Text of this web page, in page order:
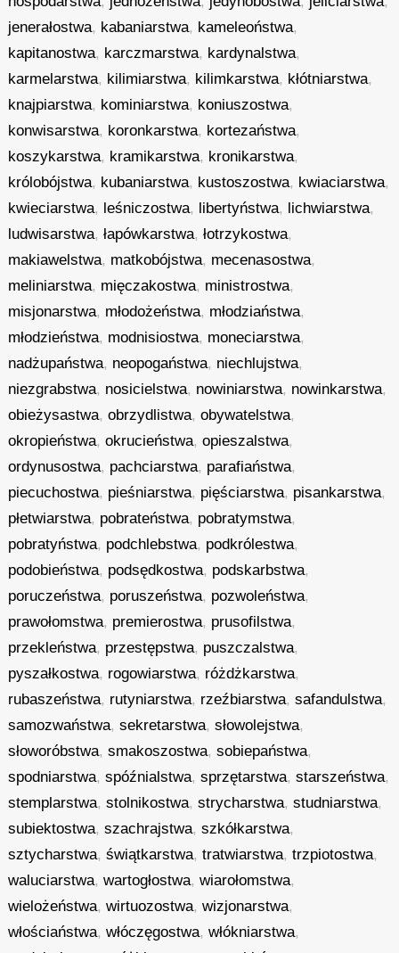
jenerałostwa, kabaniarstwa, kameleoństwa,
kapitanostwa, karczmarstwa, kardynalstwa,
karmelarstwa, kilimiarstwa, kilimkarstwa, kłótniarstwa,
knajpiarstwa, kominiarstwa, koniuszostwa,
konwisarstwa, koronkarstwa, kortezaństwa,
koszykarstwa, kramikarstwa, kronikarstwa,
królobójstwa, kubaniarstwa, kustoszostwa, kwiaciarstwa,
kwieciarstwa, leśniczostwa, libertyństwa, lichwiarstwa,
ludwisarstwa,łapówkarstwa,łotrzykostwa,
makiawelstwa, matkobójstwa, mecenasostwa,
meliniarstwa, mięczakostwa, ministrostwa,
misjonarstwa, młodożeństwa, młodziaństwa,
młodzieństwa, modnisiostwa, moneciarstwa,
nadżupaństwa, neopogaństwa, niechlujstwa,
niezgrabstwa, nosicielstwa, nowiniarstwa, nowinkarstwa,
obieżysastwa,obrzydlistwa,obywatelstwa,
okropieństwa,okrucieństwa,opieszalstwa,
ordynusostwa, pachciarstwa, parafiaństwa,
piecuchostwa, pieśniarstwa, pięściarstwa, pisankarstwa,
płetwiarstwa, pobrateństwa, pobratymstwa,
pobratyństwa, podchlebstwa, podkrólestwa,
podobieństwa, podsędkostwa, podskarbstwa,
poruczeństwa, poruszeństwa, pozwoleństwa,
prawołomstwa, premierostwa, prusofilstwa,
przekleństwa, przestępstwa, puszczalstwa,
pyszałkostwa, rogowiarstwa, różdżkarstwa,
rubaszeństwa, rutyniarstwa, rzeźbiarstwa,safandulstwa,
samozwaństwa,sekretarstwa,słowolejstwa,
słoworóbstwa,smakoszostwa,sobiepaństwa,
spodniarstwa,spóźnialstwa,sprzętarstwa,starszeństwa,
stemplarstwa,stolnikostwa,strycharstwa,studniarstwa,
subiektostwa,szachrajstwa,szkółkarstwa,
sztycharstwa,świątkarstwa,tratwiarstwa,trzpiotostwa,
waluciarstwa,wartogłostwa,wiarołomstwa,
wielożeństwa,wirtuozostwa,wizjonarstwa,
włościaństwa,włóczęgostwa,włókniarstwa,